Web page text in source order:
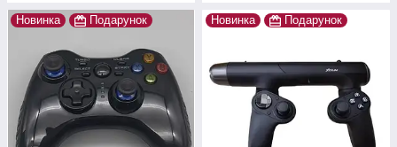
Новинка Подарунок Новинка Подарунок